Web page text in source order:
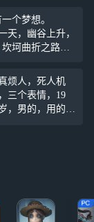
个梦想。
天，幽谷上升，
坷曲折之路成
烦人，死人机
，三个表情，19
，男的，用的手
游戏，天天只会
别人的steam账